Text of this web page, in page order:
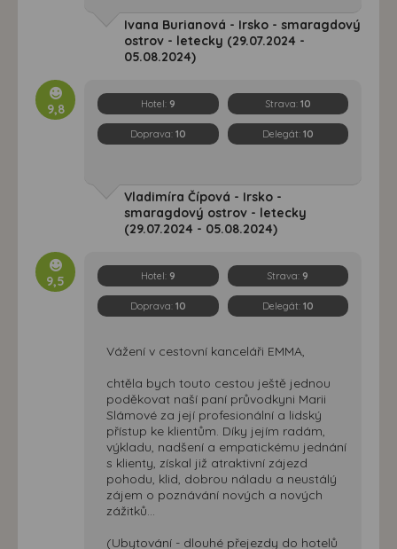
Ivana Burianová - Irsko - smaragdový
ostrov - letecky (29.07.2024 -
05.08.2024)
9,8 Hotel: 9 Strava: 10
Doprava: 10 Delegát: 10
Vladimíra Čípová - Irsko -
smaragdový ostrov - letecky
(29.07.2024 - 05.08.2024)
9,5 Hotel: 9 Strava: 9
Doprava: 10 Delegát: 10
Vážení v cestovní kanceláři EMMA,
chtěla bych touto cestou ještě jednou
poděkovat naší paní průvodkyni Marii
Slámové za její profesionální a lidský
přístup ke klientům. Díky jejím radám,
výkladu, nadšení a empatickému jednání
s klienty, získal již atraktivní zájezd
pohodu, klid, dobrou náladu a neustálý
zájem o poznávání nových a nových
zážitků...
(Ubytování - dlouhé přejezdy do hotelů